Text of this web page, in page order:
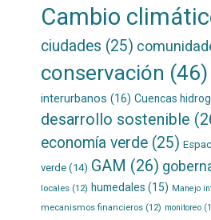
Cambio
ciudades (25)
conservación (46)
interurbanos (16) Cuencas
desarrollo sostenible
economía verde(25)
verde(14) GAM (26)
locales(12) humedales (15) Manejo
mecanismos financieros(12) monitoreo